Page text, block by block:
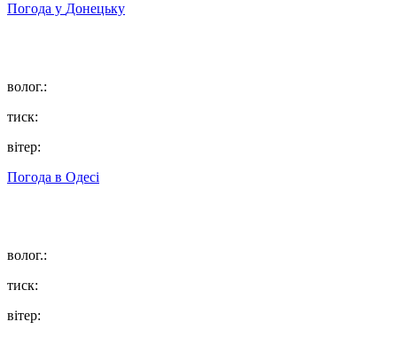
Погода у Донецьку
волог.:
тиск:
вітер:
Погода в Одесі
волог.:
тиск:
вітер: